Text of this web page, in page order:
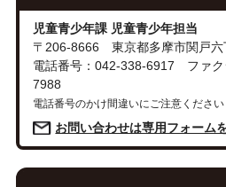
児童青少年課 児童青少年担当
〒206-8666 東京都多摩市関戸六
電話番号：042-338-6917 ファク
7988
電話番号のかけ間違いにご注意ください
お問い合わせは専用フォーム